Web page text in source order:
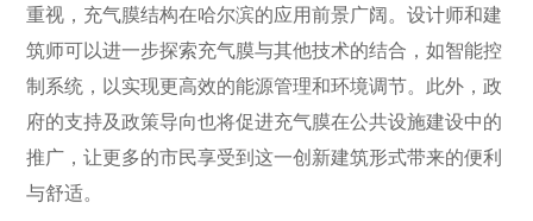
重视，充气膜结构在哈尔滨的应用前景广阔。设计师和建
筑师可以进一步探索充气膜与其他技术的结合，如智能控
制系统，以实现更高效的能源管理和环境调节。此外，政
府的支持及政策导向也将促进充气膜在公共设施建设中的
推广，让更多的市民享受到这一创新建筑形式带来的便利
与舒适。